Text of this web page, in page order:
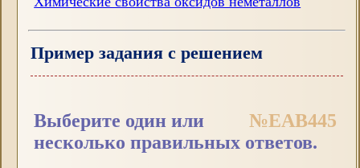
Пример задания c решением
№EAB445
Выберите один или
несколько правильных ответов.